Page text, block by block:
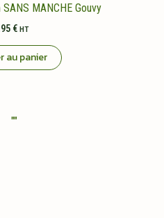
MANCHE Gouvy
€ HT
au panier